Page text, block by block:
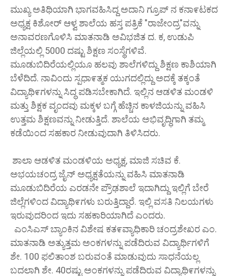
ಮುಖ್ಯ ಅತಿಥಿಯಾಗಿ ಭಾಗವಹಿಸಿದ್ದ ಅದಾನಿ ಗ್ರೂಪ್ ನ ಕನಾ೯ಟಕದ
ಅಧ್ಯಕ್ಷ ಕಿಶೋರ್ ಆಳ್ವ ಶಾಲೆಯ ಹಸ್ತ ಪತ್ರಿಕೆ "ರಾಜೇಂದ್ರ"ವನ್ನು
ಅನಾವರಣಗೊಳಿಸಿ ಮಾತನಾಡಿ ಅವಿಭಜಿತ ದ. ಕ, ಉಡುಪಿ
ಜಿಲ್ಲೆಯಲ್ಲಿ 5000 ದಷ್ಟು ಶಿಕ್ಷಣ ಸಂಸ್ಥೆಗಳಿವೆ.
ಮೂಡುಬಿದಿರೆಯಲ್ಲಿಯೂ ಹಲವು ಶಾಲೆಗಳಿದ್ದು ಶಿಕ್ಷಣ ಕಾಶಿಯಾಗಿ
ಬೆಳೆದಿದೆ. ನಾವಿಂದು ಸ್ಪಧಾ೯ತ್ಮಕ ಯುಗದಲ್ಲಿದ್ದು ಅದಕ್ಕೆ ತಕ್ಕಂತೆ
ವಿದ್ಯಾಥಿ೯ಗಳನ್ನು ಸಿದ್ಧ ಪಡಿಸಬೇಕಾಗಿದೆ. ಇಲ್ಲಿನ ಆಡಳಿತ ಮಂಡಳಿ
ಮತ್ತು ಶಿಕ್ಷಕ ವೃಂದವು ಮಕ್ಕಳ ಬಗ್ಗೆ ಹೆಚ್ಚಿನ ಕಾಳಜಿಯನ್ನು ವಹಿಸಿ
ಉತ್ತಮ ಶಿಕ್ಷಣವನ್ನು ನೀಡುತ್ತಿದೆ. ಶಾಲೆಯ ಅಭಿವೃದ್ಧಿಗಾಗಿ ತಮ್ಮ
ಕಡೆಯಿಂದ ಸಹಕಾರ ನೀಡುವುದಾಗಿ ತಿಳಿಸಿದರು.
ಶಾಲಾ ಆಡಳಿತ ಮಂಡಳಿಯ ಅಧ್ಯಕ್ಷ, ಮಾಜಿ ಸಚಿವ ಕೆ.
ಅಭಯಚಂದ್ರ ಜೈನ್ ಅಧ್ಯಕ್ಷತೆಯನ್ನು ವಹಿಸಿ ಮಾತನಾಡಿ
ಮೂಡುಬಿದಿರೆಯ ಎರಡನೇ ಪ್ರೌಢಶಾಲೆ ಇದಾಗಿದ್ದು ಇಲ್ಲಿಗೆ ಬೇರೆ
ಜಿಲ್ಲೆಗಳಿಂದ ವಿದ್ಯಾಥಿ೯ಗಳು ಬರುತ್ತಿದ್ದಾರೆ. ಇಲ್ಲಿ ವಸತಿ ನಿಲಯಗಳು
ಇರುವುದರಿಂದ ಇದು ಸಹಕಾರಿಯಾಗಿದೆ ಎಂದರು.
ಎಂಸಿಎಸ್ ಬ್ಯಾಂಕಿನ ವಿಶೇಷ ಕತ೯ವ್ಯಾಧಿಕಾರಿ ಚಂದ್ರಶೇಖರ ಎಂ.
ಮಾತನಾಡಿ ಅತ್ಯುತ್ತಮ ಅಂಕಗಳನ್ನು ಪಡೆದಿರುವ ವಿದ್ಯಾರ್ಥಿಗಳಿಗೆ
ಶೇ. 100 ಫಲಿತಾಂಶ ಬರುವಂತೆ ಮಾಡುವುದು ಸಾಧನೆಯಲ್ಲ
ಬದಲಾಗಿ ಶೇ. 40ರಷ್ಟು ಅಂಕಗಳನ್ನು ಪಡೆದಿರುವ ವಿದ್ಯಾಥಿ೯ಗಳನ್ನು